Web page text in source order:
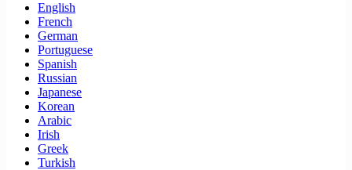
English
French
German
Portuguese
Spanish
Russian
Japanese
Korean
Arabic
Irish
Greek
Turkish